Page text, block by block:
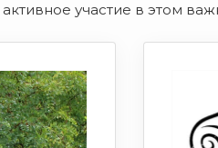
участие в этом